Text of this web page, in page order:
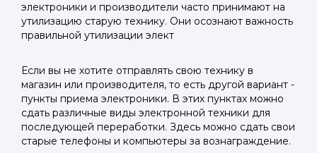
электроники и производители часто принимают на
утилизацию старую технику. Они осознают важность
правильной утилизации элект
Если вы не хотите отправлять свою технику в
магазин или производителя, то есть другой вариант -
пункты приема электроники. В этих пунктах можно
сдать различные виды электронной техники для
последующей переработки. Здесь можно сдать свои
старые телефоны и компьютеры за вознаграждение.